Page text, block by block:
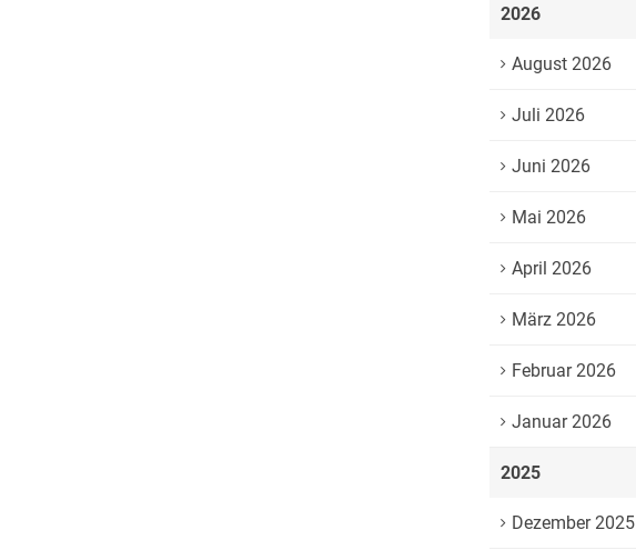
2026
August 2026
Juli 2026
Juni 2026
Mai 2026
April 2026
März 2026
Februar 2026
Januar 2026
2025
Dezember 2025